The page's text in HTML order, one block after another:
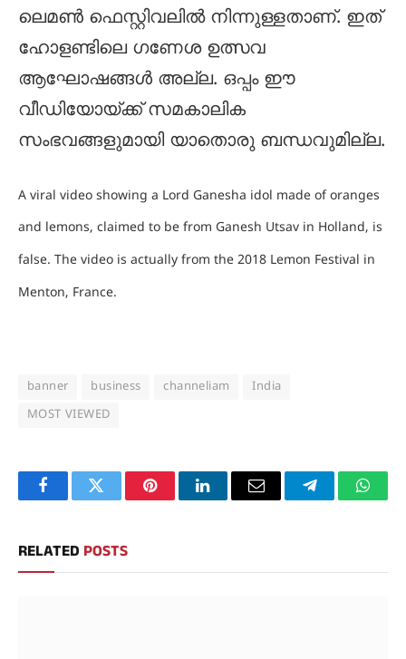
ലെമൺ ഫെസ്റ്റിവലിൽ നിന്നുള്ളതാണ്. ഇത്
ഹോളണ്ടിലെ ഗണേശ ഉത്സവ
ആഘോഷങ്ങൾ അല്ല. ഒപ്പം ഈ
വീഡിയോയ്ക്ക് സമകാലിക
സംഭവങ്ങളുമായി യാതൊരു ബന്ധവുമില്ല.
A viral video showing a Lord Ganesha idol made of oranges
and lemons, claimed to be from Ganesh Utsav in Holland, is
false. The video is actually from the 2018 Lemon Festival in
Menton, France.
banner business channeliam
India
MOST VIEWED
FacebookTwitter PinterestLinkedInEmail Telegram
RELATED POSTS